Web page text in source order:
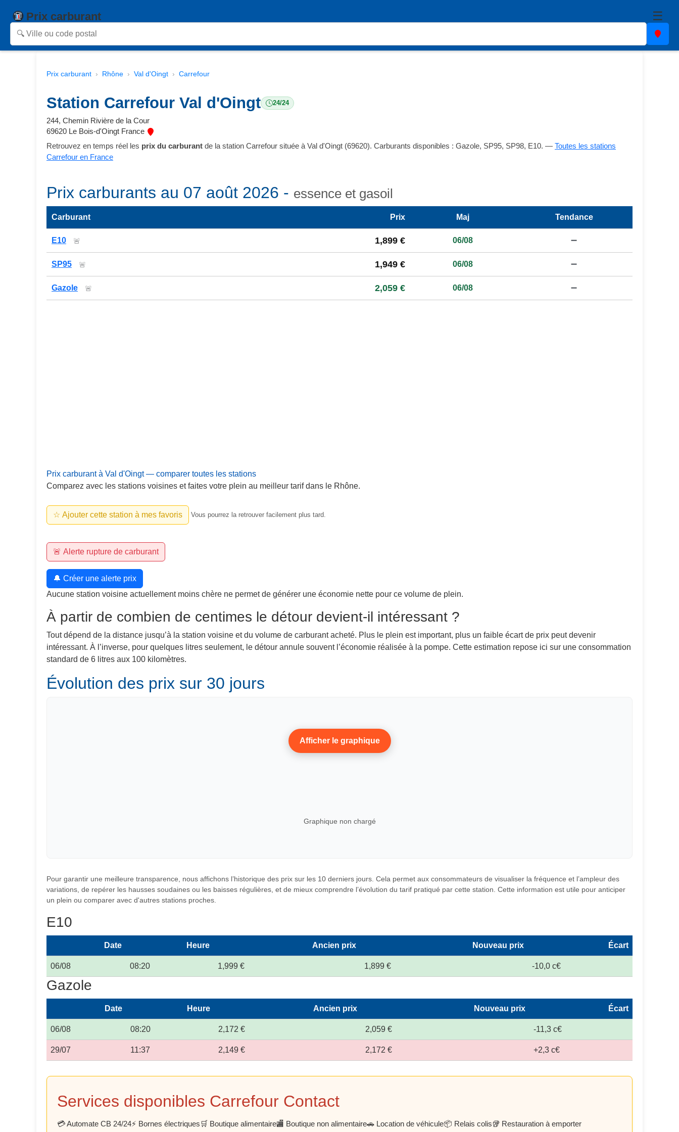
Prix carburant ☰
Prix carburant Rhône Val d'Oingt Carrefour
Station Carrefour Val d'Oingt 24/24
244, Chemin Rivière de la Cour
69620 Le Bois-d'Oingt France
Retrouvez en temps réel les prix du carburant de la station Carrefour située à Val d'Oingt (69620). Carburants disponibles : Gazole, SP95, SP98, E10. — Toutes les stations
Carrefour en France
Prix carburants au 07 août 2026 - essence et gasoil
Carburant Prix Maj Tendance
E10 🚨 1,899 € 06/08 ➖
SP95 🚨 1,949 € 06/08 ➖
Gazole 🚨 2,059 € 06/08 ➖
Prix carburant à Val d'Oingt — comparer toutes les stations
Comparez avec les stations voisines et faites votre plein au meilleur tarif dans le Rhône.
☆ Ajouter cette station à mes favoris Vous pourrez la retrouver facilement plus tard.
🚨 Alerte rupture de carburant
🔔 Créer une alerte prix
Aucune station voisine actuellement moins chère ne permet de générer une économie nette pour ce volume de plein.
À partir de combien de centimes le détour devient-il intéressant ?
Tout dépend de la distance jusqu’à la station voisine et du volume de carburant acheté. Plus le plein est important, plus un faible écart de prix peut devenir
intéressant. À l’inverse, pour quelques litres seulement, le détour annule souvent l’économie réalisée à la pompe. Cette estimation repose ici sur une consommation
standard de 6 litres aux 100 kilomètres.
Évolution des prix sur 30 jours
Afficher le graphique
Graphique non chargé
Pour garantir une meilleure transparence, nous affichons l’historique des prix sur les 10 derniers jours. Cela permet aux consommateurs de visualiser la fréquence et l’ampleur des
variations, de repérer les hausses soudaines ou les baisses régulières, et de mieux comprendre l’évolution du tarif pratiqué par cette station. Cette information est utile pour anticiper
un plein ou comparer avec d'autres stations proches.
E10
Date Heure Ancien prix Nouveau prix Écart
06/08 08:20 1,999 € 1,899 € -10,0 c€
Gazole
Date Heure Ancien prix Nouveau prix Écart
06/08 08:20 2,172 € 2,059 € -11,3 c€
29/07 11:37 2,149 € 2,172 € +2,3 c€
Services disponibles Carrefour Contact
💳 Automate CB 24/24⚡ Bornes électriques🛒 Boutique alimentaire🏬 Boutique non alimentaire🚗 Location de véhicule📦 Relais colis🥡 Restauration à emporter